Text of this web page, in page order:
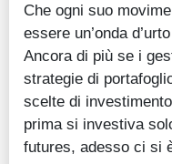
Che ogni suo
essere un’onda
Ancora di più se i
strategie di
scelte di
prima si investiva
futures, adesso ci si